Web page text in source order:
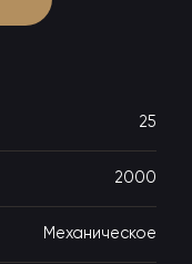
25
2000
Механическое